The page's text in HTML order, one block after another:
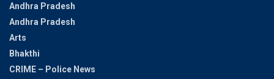
Andhra Pradesh
Andhra Pradesh
Arts
Bhakthi
CRIME – Police News